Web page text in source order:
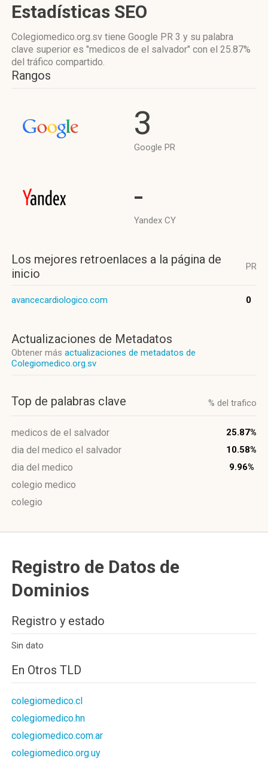
Estadísticas SEO
Colegiomedico.org.sv tiene Google PR 3 y su palabra
clave superior es "medicos de el salvador" con el 25.87%
del tráfico compartido.
Rangos
3
Google PR
-
Yandex CY
Los mejores retroenlaces a la página de
inicio
PR
avancecardiologico.com 0
Actualizaciones de Metadatos
Obtener más actualizaciones de metadatos de
Colegiomedico.org.sv
Top de palabras clave % del trafico
medicos de el salvador 25.87%
dia del medico el salvador 10.58%
dia del medico 9.96%
colegio medico
colegio
Registro de Datos de
Dominios
Registro y estado
Sin dato
En Otros TLD
colegiomedico.cl
colegiomedico.hn
colegiomedico.com.ar
colegiomedico.org.uy